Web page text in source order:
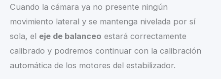
Cuando la cámara ya no presente ningún
movimiento lateral y se mantenga nivelada por sí
sola, el eje de balanceo estará correctamente
calibrado y podremos continuar con la calibración
automática de los motores del estabilizador.